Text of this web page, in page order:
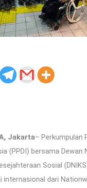
Jakarta– Perkumpulan
(PPDI) bersama Dewan
Sosial
internasional dari